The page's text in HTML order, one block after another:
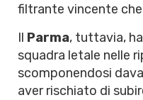
filtrante vincente
Il Parma, tuttavia,
squadra letale nelle
scomponendosi
aver rischiato di